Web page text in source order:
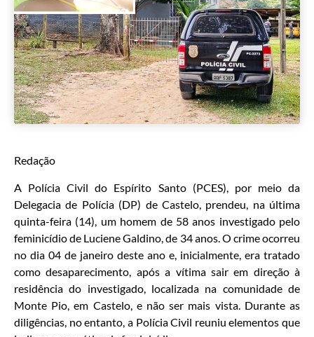
Redação
A Polícia Civil do Espírito Santo (PCES), por meio da
Delegacia de Polícia (DP) de Castelo, prendeu, na última
quinta-feira (14), um homem de 58 anos investigado pelo
feminicídio de Luciene Galdino, de 34 anos. O crime ocorreu
no dia 04 de janeiro deste ano e, inicialmente, era tratado
como desaparecimento, após a vítima sair em direção à
residência do investigado, localizada na comunidade de
Monte Pio, em Castelo, e não ser mais vista. Durante as
diligências, no entanto, a Polícia Civil reuniu elementos que